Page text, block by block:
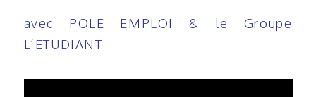
avec POLE EMPLOI & le Groupe
L’ETUDIANT